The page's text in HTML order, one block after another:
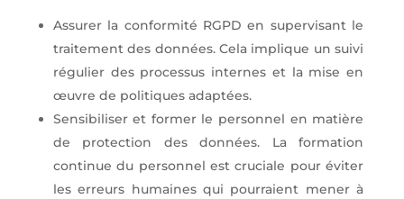
Assurer la conformité RGPD en supervisant le
traitement des données. Cela implique un suivi
régulier des processus internes et la mise en
œuvre de politiques adaptées.
Sensibiliser et former le personnel en matière
de protection des données. La formation
continue du personnel est cruciale pour éviter
les erreurs humaines qui pourraient mener à